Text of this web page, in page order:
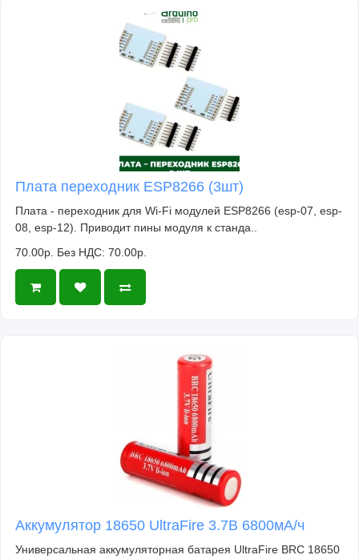
Плата переходник ESP8266 (3шт)
Плата - переходник для Wi-Fi модулей ESP8266 (esp-07, esp-
08, esp-12). Приводит пины модуля к станда..
70.00р. Без НДС: 70.00р.
Аккумулятор 18650 UltraFire 3.7В 6800мА/ч
Универсальная аккумуляторная батарея UltraFire BRC 18650